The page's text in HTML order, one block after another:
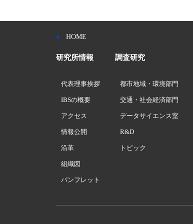
HOME
研究所情報
代表理事挨拶
IBSの概要
アクセス
情報公開
沿革
組織図
パンフレット
調査研究
都市地域・環境部門
交通・社会経済部門
データサイエンス室
R&D
トピック